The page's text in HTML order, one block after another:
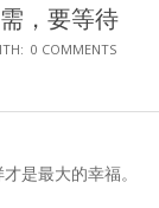
，要等待
0 COMMENTS
是最大的幸福。